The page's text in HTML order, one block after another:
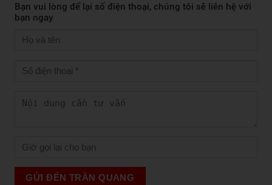
Bạn vui lòng để lại số điện thoại, chúng tôi sẽ liên hệ với
bạn ngay
GỬI ĐẾN TRẦN QUANG